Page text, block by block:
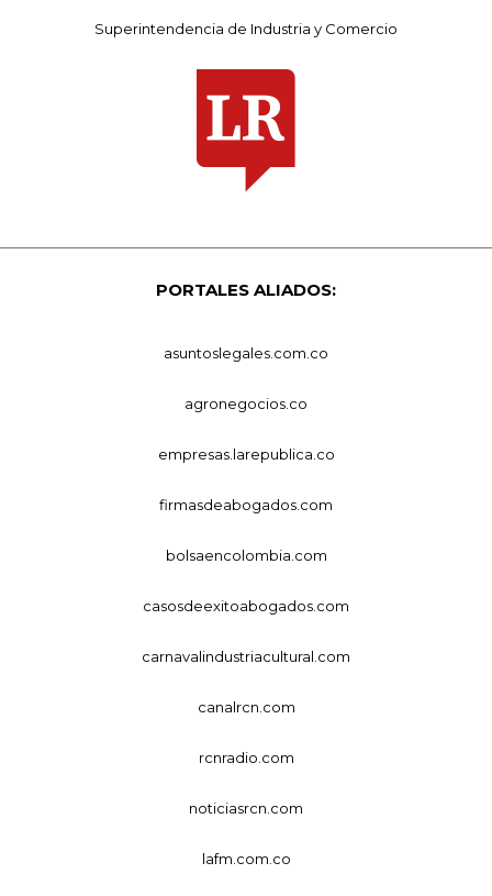
Superintendencia de Industria y Comercio
PORTALES ALIADOS:
asuntoslegales.com.co
agronegocios.co
empresas.larepublica.co
firmasdeabogados.com
bolsaencolombia.com
casosdeexitoabogados.com
carnavalindustriacultural.com
canalrcn.com
rcnradio.com
noticiasrcn.com
lafm.com.co